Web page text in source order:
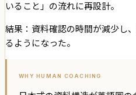
いること」の流れに再設計。
結果：資料確認の時間が減少し
るようになった。
WHY HUMAN COACHING